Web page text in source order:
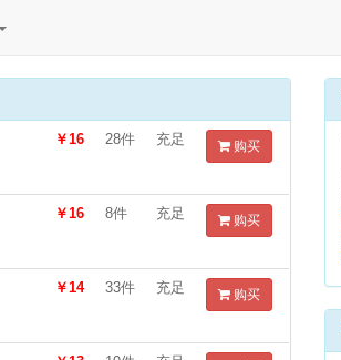
￥16 28件 充足 购买
￥16 8件 充足 购买
￥14 33件 充足 购买